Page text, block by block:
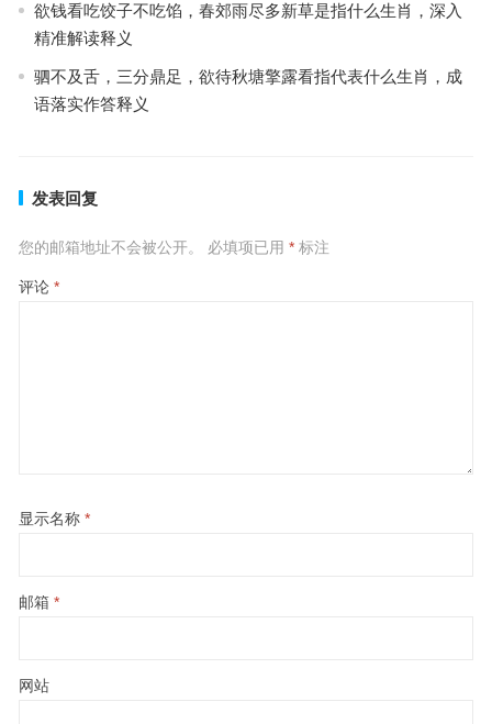
欲钱看吃饺子不吃馅，春郊雨尽多新草是指什么生肖，深入
精准解读释义
驷不及舌，三分鼎足，欲待秋塘擎露看指代表什么生肖，成
语落实作答释义
发表回复
您的邮箱地址不会被公开。 必填项已用 *标注
评论 *
显示名称 *
邮箱 *
网站